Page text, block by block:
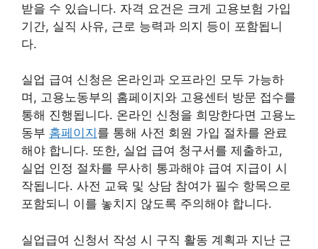
받을 수 있습니다. 자격 요건은 크게 고용보험 가입
기간, 실직 사유, 근로 능력과 의지 등이 포함됩니
다.
실업 급여 신청은 온라인과 오프라인 모두 가능하
며, 고용노동부의 홈페이지와 고용센터 방문 접수를
통해 진행됩니다. 온라인 신청을 희망한다면 고용노
동부 홈페이지 를 통해 사전 회원 가입 절차를 완료
해야 합니다. 또한, 실업 급여 청구서를 제출하고,
실업 인정 절차를 무사히 통과해야 급여 지급이 시
작됩니다. 사전 교육 및 상담 참여가 필수 항목으로
포함되니 이를 놓치지 않도록 주의해야 합니다.
실업급여 신청서 작성 시 구직 활동 계획과 지난 근